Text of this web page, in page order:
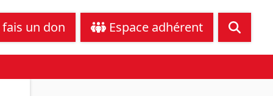
juridique Nous contacter
fais un don Espace adhérent